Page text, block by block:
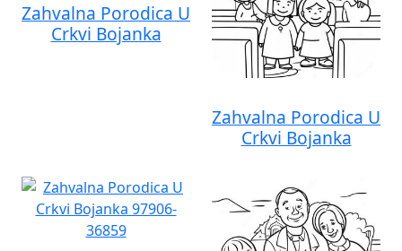
Zahvalna Porodica U
Crkvi Bojanka
Zahvalna Porodica U
Crkvi Bojanka